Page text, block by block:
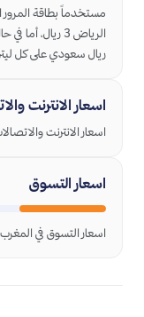
ريال سعودي على كل
اسعار الانترنت
اسعار الانترنت
اسعار التسوق
اسعار التسوق في المغرب